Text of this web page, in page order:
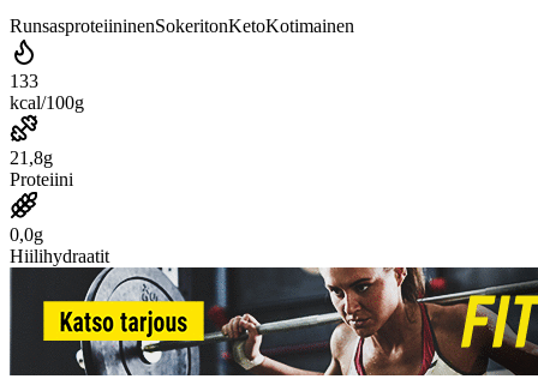
RunsasproteiininenSokeritonKetoKotimainen
133
kcal/100g
21,8g
Proteiini
0,0g
Hiilihydraatit